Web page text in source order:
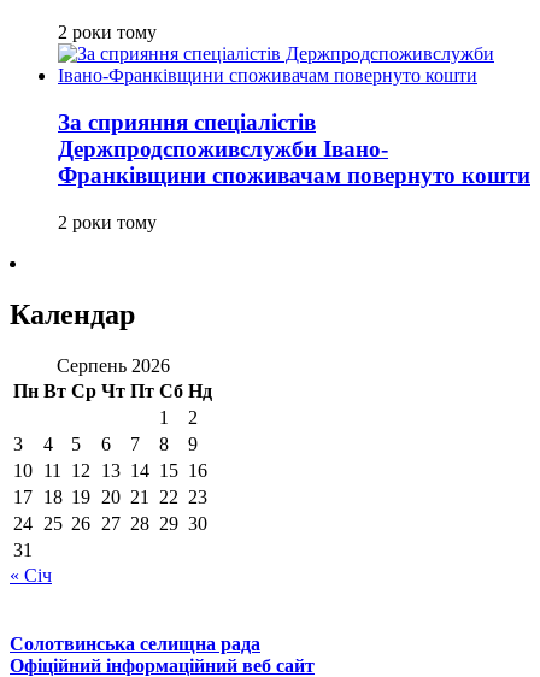
2 роки тому
За сприяння спеціалістів
Держпродспоживслужби Івано-
Франківщини споживачам повернуто кошти
2 роки тому
Календар
Серпень 2026
Пн Вт Ср Чт Пт Сб Нд
1
2
3
4 5 6 7 8
9
10 11 12 13 14 15 16
17 18 19 20 21 22 23
24 25 26 27 28 29 30
31
« Січ
Солотвинська селищна рада
Офіційний інформаційний веб сайт